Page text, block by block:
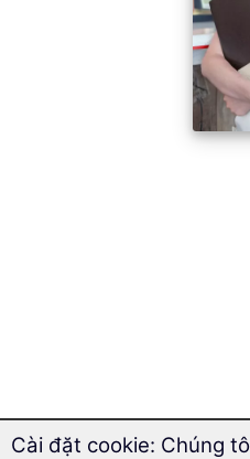
Cài đặt cookie: Chúng